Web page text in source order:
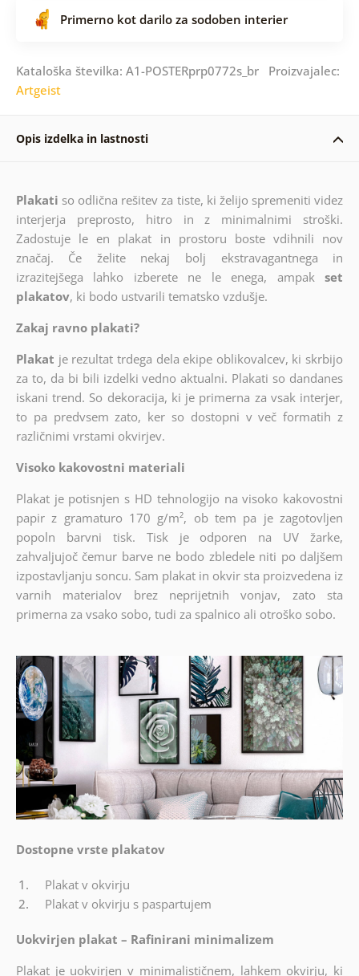
Primerno kot darilo za sodoben interier
Kataloška številka: A1-POSTERprp0772s_br Proizvajalec:
Artgeist
Opis izdelka in lastnosti
Plakati so odlična rešitev za tiste, ki želijo spremeniti videz
interjerja preprosto, hitro in z minimalnimi stroški.
Zadostuje le en plakat in prostoru boste vdihnili nov
značaj. Če želite nekaj bolj ekstravagantnega in
izrazitejšega lahko izberete ne le enega, ampak
set
plakatov, ki bodo ustvarili tematsko vzdušje.
Zakaj ravno plakati?
Plakat je rezultat trdega dela ekipe oblikovalcev, ki skrbijo
za to, da bi bili izdelki vedno aktualni. Plakati so dandanes
iskani trend. So dekoracija, ki je primerna za vsak interjer,
to pa predvsem zato, ker so dostopni v več formatih z
različnimi vrstami okvirjev.
Visoko kakovostni materiali
Plakat je potisnjen s HD tehnologijo na visoko kakovostni
papir z gramaturo 170 g/m², ob tem pa je zagotovljen
popoln barvni tisk. Tisk je odporen na UV žarke,
zahvaljujoč čemur barve ne bodo zbledele niti po daljšem
izpostavljanju soncu. Sam plakat in okvir sta proizvedena iz
varnih materialov brez neprijetnih vonjav, zato sta
primerna za vsako sobo, tudi za spalnico ali otroško sobo.
Dostopne vrste plakatov
Plakat v okvirju
Plakat v okvirju s paspartujem
Uokvirjen plakat – Rafinirani minimalizem
Plakat je uokvirjen v minimalističnem, lahkem okvirju, ki